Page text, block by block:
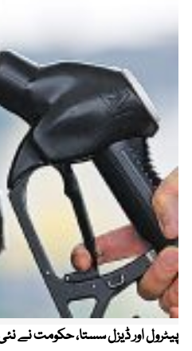
پیٹرول اور ڈیزل سستا، حکومت نے